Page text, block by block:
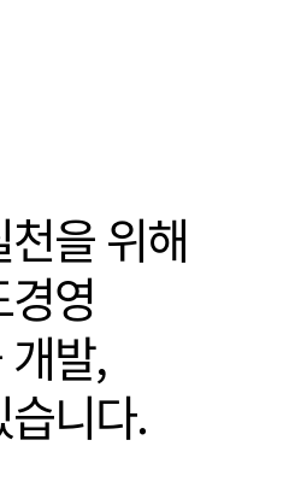
을 위해
영
발,
니다.